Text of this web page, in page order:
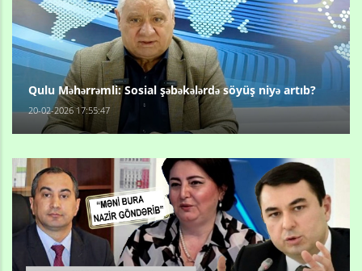
Qulu Məhərrəmli: Sosial şəbəkələrdə söyüş niyə artıb?
20-02-2026 17:55:47